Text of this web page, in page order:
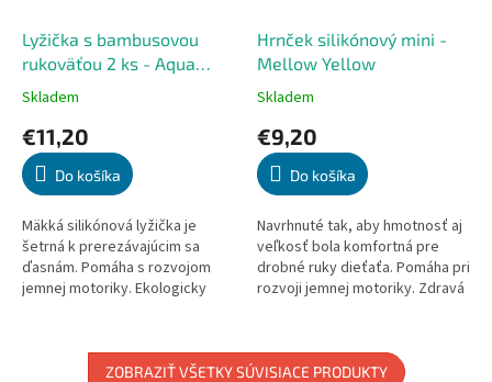
Lyžička s bambusovou
rukoväťou 2 ks - Aqua
Green / Powder Grey
Priemerné
produktu
je
5,0
5
hviezdičiek.
Skladem
€11,20
Do košíka
Mäkká silikónová lyžička je
šetrná k prerezávajúcim sa
ďasnám. Pomáha s rozvojom
jemnej motoriky. Ekologicky
biologicky...
Hrnček silikónový mini -
Mellow Yellow
Priemerné
produktu
je
5,0
5
hviezdičiek.
Skladem
€9,20
Do košíka
Navrhnuté tak, aby hmotnosť aj
veľkosť bola komfortná pre
drobné ruky dieťaťa. Pomáha pri
rozvoji jemnej motoriky. Zdravá
ZOBRAZIŤ VŠETKY SÚVISIACE PRODUKTY